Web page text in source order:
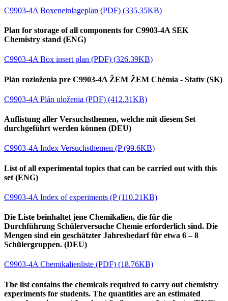
C9903-4A Boxeneinlageplan (PDF) (335.35KB)
Plan for storage of all components for C9903-4A SEK
Chemistry stand (ENG)
C9903-4A Box insert plan (PDF) (326.39KB)
Plán rozloženia pre C9903-4A ŽEM ŽEM Chémia - Statív (SK)
C9903-4A Plán uloženia (PDF) (412.31KB)
Auflistung aller Versuchsthemen, welche mit diesem Set
durchgeführt werden können (DEU)
C9903-4A Index Versuchsthemen (P (99.6KB)
List of all experimental topics that can be carried out with this
set (ENG)
C9903-4A Index of experiments (P (110.21KB)
Die Liste beinhaltet jene Chemikalien, die für die
Durchführung Schülerversuche Chemie erforderlich sind. Die
Mengen sind ein geschätzter Jahresbedarf für etwa 6 – 8
Schülergruppen. (DEU)
C9903-4A Chemikalienliste (PDF) (18.76KB)
The list contains the chemicals required to carry out chemistry
experiments for students. The quantities are an estimated